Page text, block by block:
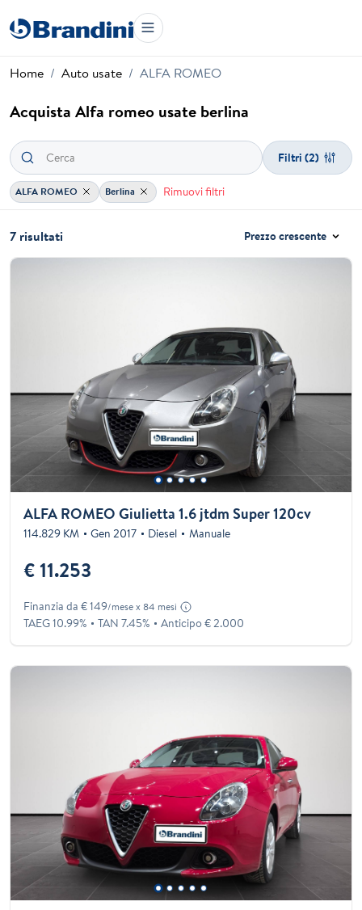
Home Auto usate ALFA ROMEO
Acquista Alfa romeo usate berlina
Filtri (2)
ALFA ROMEO Berlina Rimuovi filtri
7 risultati Prezzo crescente
ALFA ROMEO Giulietta 1.6 jtdm Super 120cv
114.829 KM Gen 2017 Diesel Manuale
€ 11.253
Finanzia da € 149/mese x 84 mesi
TAEG 10.99% TAN 7.45% Anticipo € 2.000